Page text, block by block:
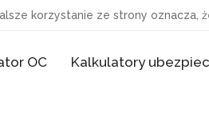
korzystanie ze strony oznacza,
OC Kalkulatory